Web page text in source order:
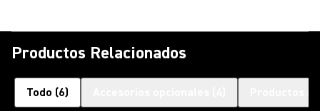
Productos Relacionados
Todo (6)